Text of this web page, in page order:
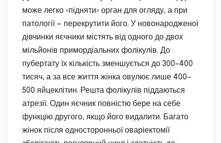
може легко «підняти» орган для огляду, а при
патології — перекрутити його. У новонародженої
дівчинки яєчники містять від одного до двох
мільйонів примордіальних фолікулів. До
пубертату їх кількість зменшується до 300–400
тисяч, а за все життя жінка овулює лише 400–
500 яйцеклітин. Решта фолікулів піддаються
атрезії. Один яєчник повністю бере на себе
функцію другого, якщо його видалити. Багато
жінок після односторонньої оваріектомії